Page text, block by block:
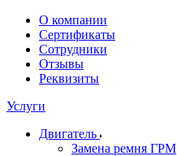
О компании
Сертификаты
Сотрудники
Отзывы
Реквизиты
Услуги
Двигатель
Замена ремня ГРМ